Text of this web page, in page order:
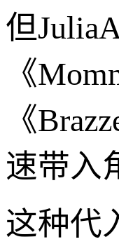
但
《
《
速带入
这种代